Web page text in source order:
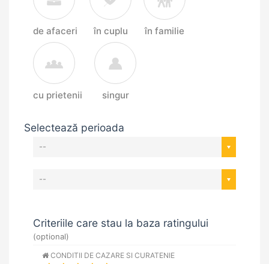
de afaceri în cuplu în familie
cu prietenii singur
Selectează perioada
--
--
Criteriile care stau la baza ratingului
(optional)
CONDITII DE CAZARE SI CURATENIE